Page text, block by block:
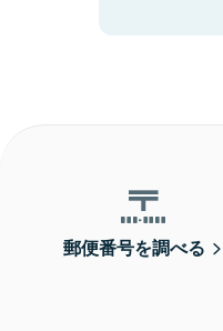
郵便番号を調べる